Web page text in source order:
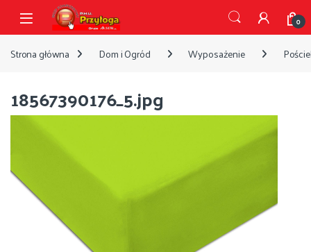
Przejdź do nawigacji
Przejdź do treści
Open 0
Strona główna Dom i Ogród Wyposażenie
18567390176_5.jpg